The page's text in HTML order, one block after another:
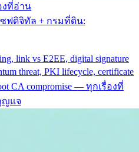
งที่อ่าน
ซฟดิจิทัล + กรมที่ดิน:
link vs E2EE, digital signature
threat, PKI lifecycle, certificate
CA compromise — ทุกเรื่องที่
ญแจ